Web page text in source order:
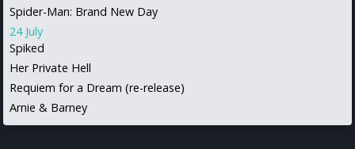
Spider-Man: Brand New Day
24 July
Spiked
Her Private Hell
Requiem for a Dream (re-release)
Arnie & Barney